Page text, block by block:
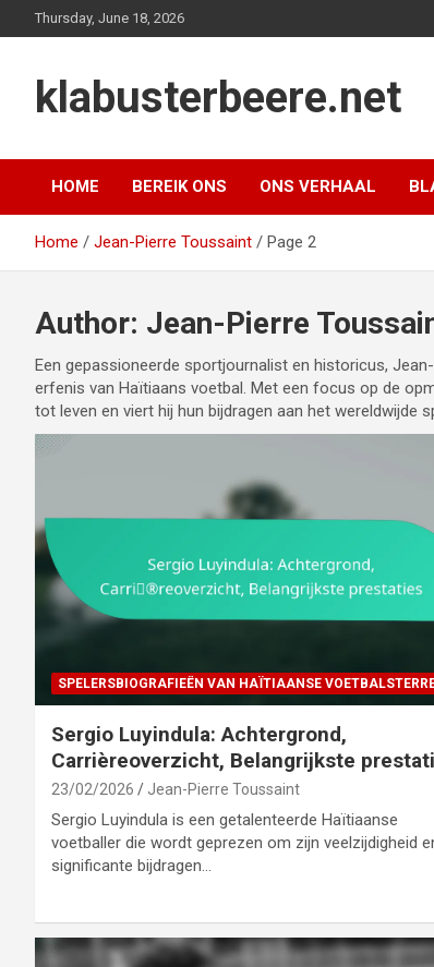
to
Thursday, June 18, 2026
klabusterbeere.net
HOME BEREIK ONS ONS VERHAAL
Home Jean-Pierre Toussaint Page 2
Author: Jean-Pierre
Een gepassioneerde sportjournalist en historicus,
erfenis van Haïtiaans voetbal. Met een focus op de
tot leven en viert hij hun bijdragen aan het wereldwijde
SPELERSBIOGRAFIEËN VAN HAÏTIAANSE
Sergio Luyindula: Achtergrond,
Carrièreoverzicht, Belangrijkste
23/02/2026 Jean-Pierre Toussaint
Sergio Luyindula is een getalenteerde Haïtiaanse
voetballer die wordt geprezen om zijn veelzijdigheid
significante bijdragen…